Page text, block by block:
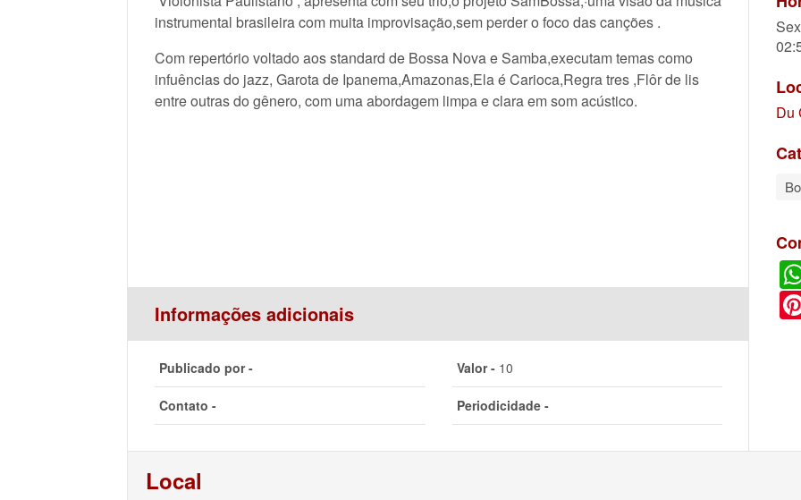
instrumental brasileira com muita improvisação,sem perder o foco das canções .
Com repertório voltado aos standard de Bossa Nova e Samba,executam temas como
infuências do jazz, Garota de Ipanema,Amazonas,Ela é Carioca,Regra tres ,Flôr de lis
entre outras do gênero, com uma abordagem limpa e clara em som acústico.
Informações adicionais
Publicado por - Valor -10
Contato - Periodicidade -
Du
Local